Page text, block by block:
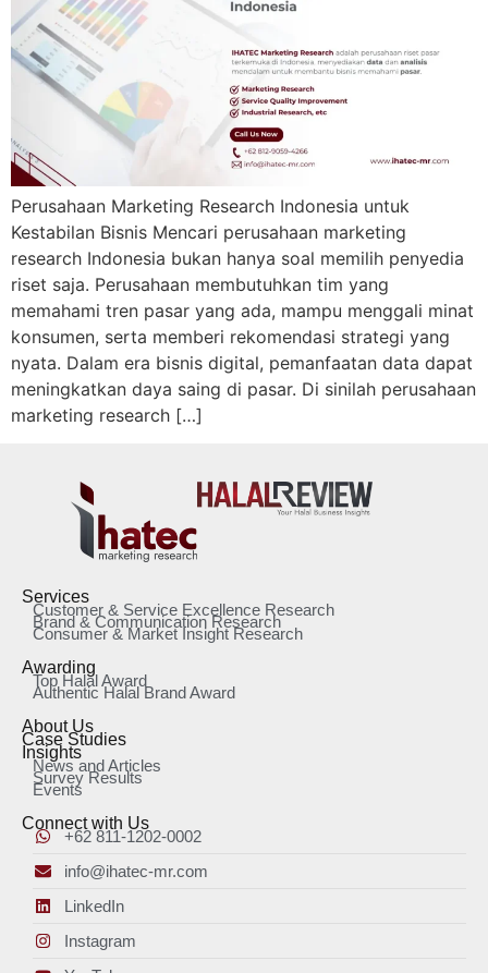
Perusahaan Marketing Research Indonesia untuk
Kestabilan Bisnis Mencari perusahaan marketing
research Indonesia bukan hanya soal memilih penyedia
riset saja. Perusahaan membutuhkan tim yang
memahami tren pasar yang ada, mampu menggali minat
konsumen, serta memberi rekomendasi strategi yang
nyata. Dalam era bisnis digital, pemanfaatan data dapat
meningkatkan daya saing di pasar. Di sinilah perusahaan
marketing research […]
Services
Customer & Service Excellence Research
Brand & Communication Research
Consumer & Market Insight Research
Awarding
Top Halal Award
Authentic Halal Brand Award
About Us
Case Studies
Insights
News and Articles
Survey Results
Events
Connect with Us
+62 811-1202-0002
info@ihatec-mr.com
LinkedIn
Instagram